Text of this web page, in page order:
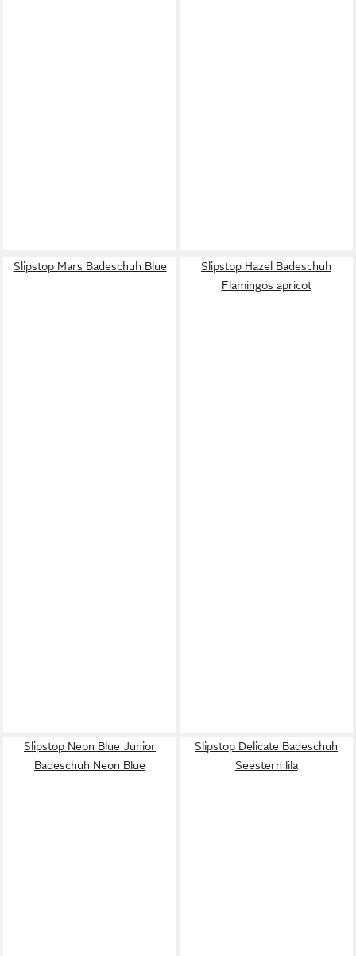
Slipstop Mars Badeschuh Blue
Slipstop Hazel Badeschuh
Flamingos apricot
Slipstop Neon Blue Junior
Badeschuh Neon Blue
Slipstop Delicate Badeschuh
Seestern lila